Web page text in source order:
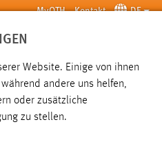
MyOTH Kontakt DE
SUCHE
Website. Einige von ihnen
andere uns helfen,
oder zusätzliche
zu stellen.